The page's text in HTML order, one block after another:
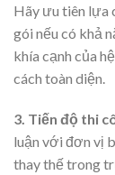
Hãy ưu tiên lựa
gói nếu có khả
khía cạnh của
cách toàn diện.
3. Tiến độ thi
luận với đơn vị
thay thế trong